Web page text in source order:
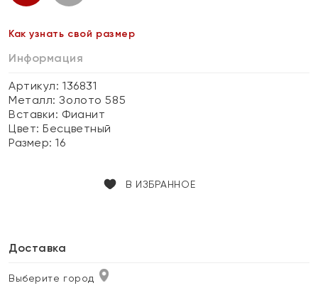
Как узнать свой размер
Информация
Артикул: 136831
Металл:Золото 585
Вставки: Фианит
Цвет:Бесцветный
Размер:16
В ИЗБРАННОЕ
Доставка
Выберите город